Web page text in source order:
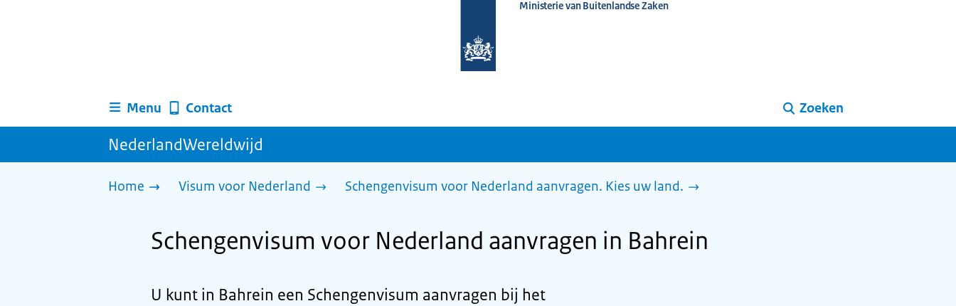
homepage
Ministerie van Buitenlandse Zaken
Menu Contact Zoeken
NederlandWereldwijd
Home Visum voor Nederland Schengenvisum voor Nederland aanvragen. Kies uw land.
Schengenvisum voor Nederland aanvragen in Bahrein
U kunt in Bahrein een Schengenvisum aanvragen bij het